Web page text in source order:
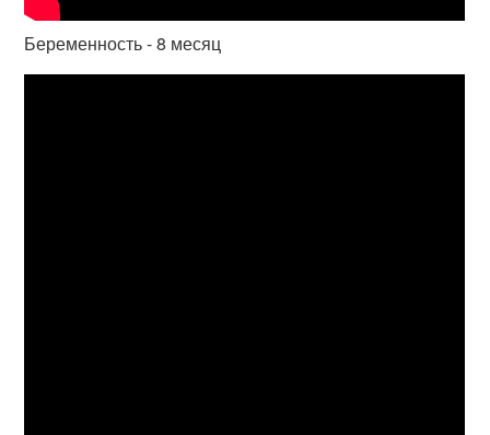
Беременность - 8 месяц